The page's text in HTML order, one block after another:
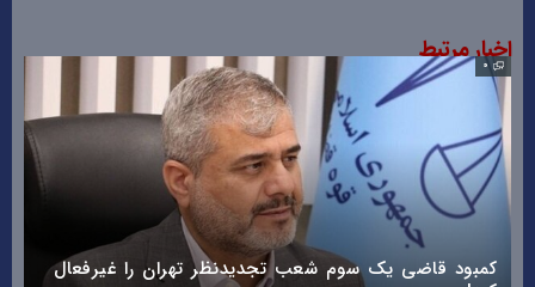
اخبار مرتبط
0
کمبود قاضی یک سوم شعب تجدیدنظر تهران را غیرفعال